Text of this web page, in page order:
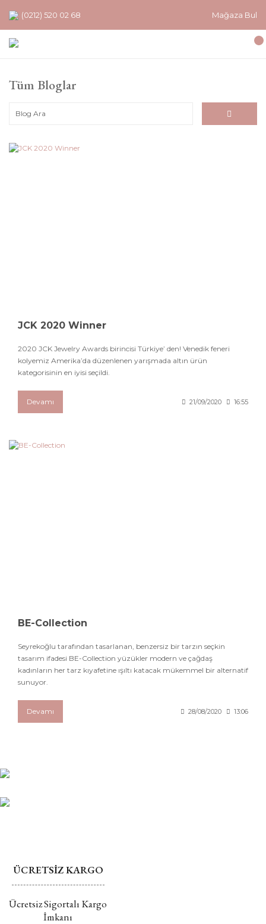
(0212) 520 02 68 Mağaza Bul
Tüm Bloglar
JCK 2020 Winner
2020 JCK Jewelry Awards birincisi Türkiye’ den! Venedik feneri
kolyemiz Amerika’da düzenlenen yarışmada altın ürün
kategorisinin en iyisi seçildi.
Devamı 21/09/2020 16:55
BE-Collection
Seyrekoğlu tarafından tasarlanan, benzersiz bir tarzın seçkin
tasarım ifadesi BE-Collection yüzükler modern ve çağdaş
kadınların her tarz kıyafetine ışıltı katacak mükemmel bir alternatif
sunuyor.
Devamı 28/08/2020 13:06
ÜCRETSİZ KARGO
Ücretsiz Sigortalı Kargo
İmkanı